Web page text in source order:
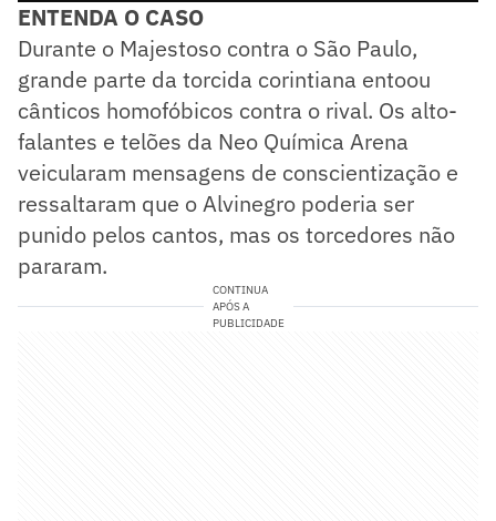
ENTENDA O CASO
Durante o Majestoso contra o São Paulo,
grande parte da torcida corintiana entoou
cânticos homofóbicos contra o rival. Os alto-
falantes e telões da Neo Química Arena
veicularam mensagens de conscientização e
ressaltaram que o Alvinegro poderia ser
punido pelos cantos, mas os torcedores não
pararam.
CONTINUA
APÓS A
PUBLICIDADE